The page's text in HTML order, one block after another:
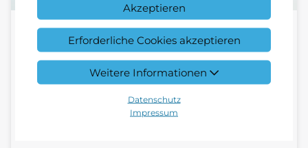
Akzeptieren
Erforderliche Cookies akzeptieren
Weitere Informationen
Datenschutz
Impressum
Michael Dinger
Verkaufsberater Originalteile & Zubehör |
Center Ludwigshafen
+49 621 5 79 10 27